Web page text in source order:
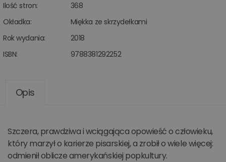
Ilość stron:
368
Okładka:
Miękka ze skrzydełkami
Rok wydania:
2018
ISBN:
9788381292252
Opis
Szczera, prawdziwa i wciągająca opowieść o człowieku,
który marzył o karierze pisarskiej, a zrobił o wiele więcej:
odmienił oblicze amerykańskiej popkultury.